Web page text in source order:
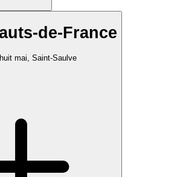
de-France
mai, Saint-Saulve